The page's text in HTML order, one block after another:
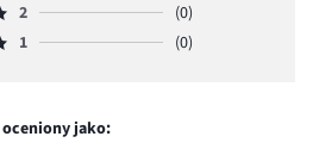
2
(0)
1 (0)
jako: